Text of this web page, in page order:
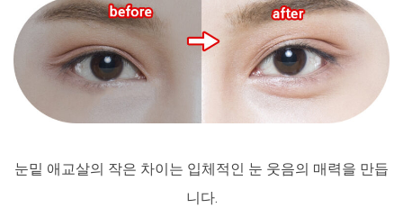
눈밑 애교살의 작은 차이는 입체적인 눈 웃음의 매력을 만듭
니다.